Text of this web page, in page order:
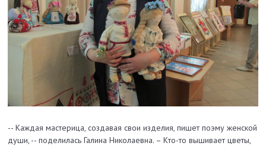
-- Каждая мастерица, создавая свои изделия, пишет поэму женской
души, -- поделилась Галина Николаевна. – Кто-то вышивает цветы,